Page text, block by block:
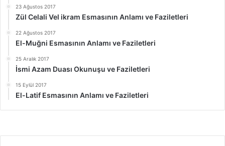
23 Ağustos 2017
Zül Celali Vel ikram Esmasının Anlamı ve Faziletleri
22 Ağustos 2017
El-Muğni Esmasının Anlamı ve Faziletleri
25 Aralık 2017
İsmi Azam Duası Okunuşu ve Faziletleri
15 Eylül 2017
El-Latif Esmasının Anlamı ve Faziletleri